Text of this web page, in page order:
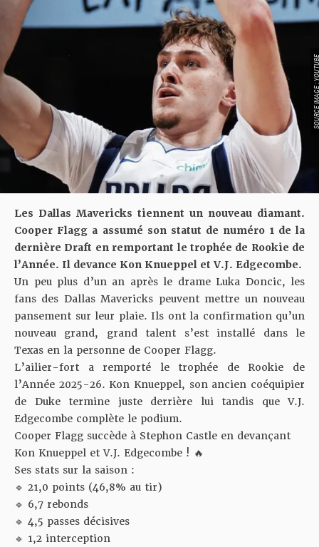
SOURCE
Les Dallas Mavericks tiennent un nouveau diamant.
Cooper Flagg a assumé son statut de numéro 1 de la
dernière Draft en remportant le trophée de Rookie de
l’Année. Il devance Kon Knueppel et V.J. Edgecombe.
Un peu plus d’un an après le drame Luka Doncic, les
fans des Dallas Mavericks peuvent mettre un nouveau
pansement sur leur plaie. Ils ont la confirmation qu’un
nouveau grand, grand talent s’est installé dans le
Texas en la personne de Cooper Flagg.
L’ailier-fort a remporté le trophée de Rookie de
l’Année 2025-26. Kon Knueppel, son ancien coéquipier
de Duke termine juste derrière lui tandis que V.J.
Edgecombe complète le podium.
Cooper Flagg succède à Stephon Castle en devançant
Kon Knueppel et V.J. Edgecombe ! 🔥
Ses stats sur la saison :
🔹 21,0 points (46,8% au tir)
🔹 6,7 rebonds
🔹 4,5 passes décisives
🔹 1,2 interception